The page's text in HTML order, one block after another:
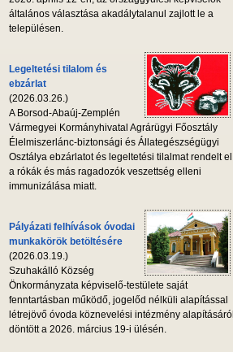
általános választása akadálytalanul zajlott le a
településen.
Legeltetési tilalom és
ebzárlat
(2026.03.26.)
A Borsod-Abaúj-Zemplén
Vármegyei Kormányhivatal Agrárügyi Főosztály
Élelmiszerlánc-biztonsági és Állategészségügyi
Osztálya ebzárlatot és legeltetési tilalmat rendelt el
a rókák és más ragadozók veszettség elleni
immunizálása miatt.
Pályázati felhívások óvodai
munkakörök betöltésére
(2026.03.19.)
Szuhakálló Község
Önkormányzata képviselő-testülete saját
fenntartásban működő, jogelőd nélküli alapítással
létrejövő óvoda köznevelési intézmény alapításáról
döntött a 2026. március 19-i ülésén.